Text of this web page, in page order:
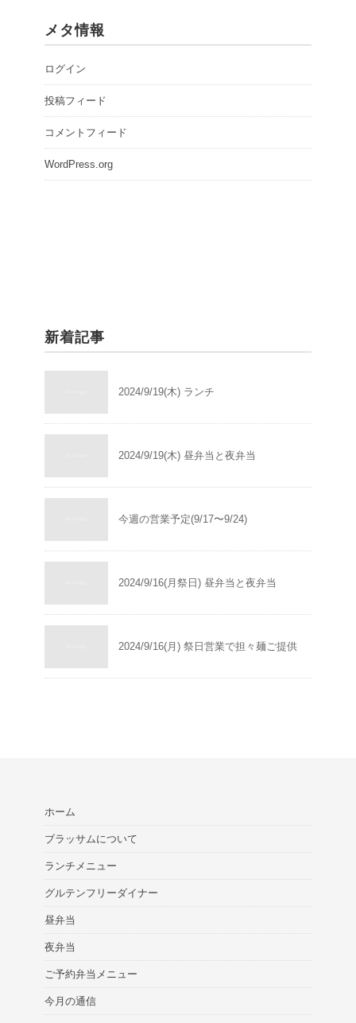
メタ情報
ログイン
投稿フィード
コメントフィード
WordPress.org
新着記事
2024/9/19(木) ランチ
2024/9/19(木) 昼弁当と夜弁当
今週の営業予定(9/17〜9/24)
2024/9/16(月祭日) 昼弁当と夜弁当
2024/9/16(月) 祭日営業で担々麺ご提供
ホーム
ブラッサムについて
ランチメニュー
グルテンフリーダイナー
昼弁当
夜弁当
ご予約弁当メニュー
今月の通信